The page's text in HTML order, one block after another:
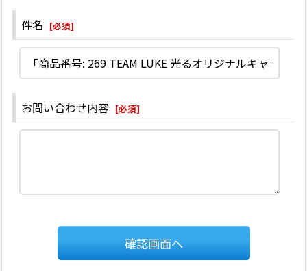
件名 [必須]
お問い合わせ内容 [必須]
確認画面へ